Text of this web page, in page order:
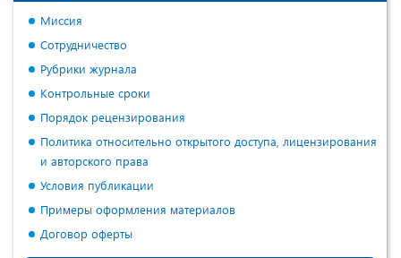
Миссия
Сотрудничество
Рубрики журнала
Контрольные сроки
Порядок рецензирования
Политика относительно открытого доступа, лицензирования
и авторского права
Условия публикации
Примеры оформления материалов
Договор оферты